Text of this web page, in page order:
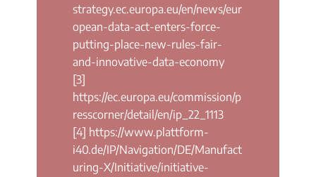
strategy.ec.europa.eu/en/news/eur
opean-data-act-enters-force-
putting-place-new-rules-fair-
and-innovative-data-economy
[3]
https://ec.europa.eu/commission/p
resscorner/detail/en/ip_22_1113
[4] https://www.plattform-
i40.de/IP/Navigation/DE/Manufact
uring-X/Initiative/initiative-